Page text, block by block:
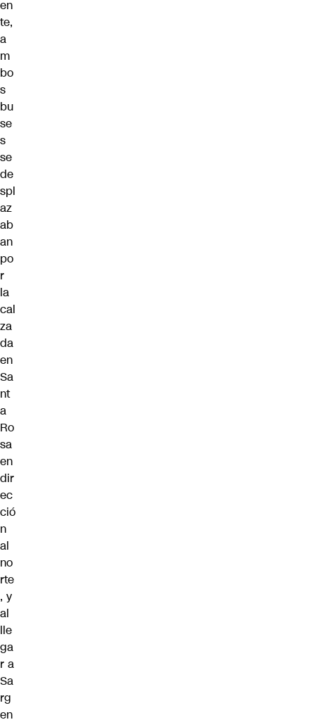
en
te,
a
m
bo
s
bu
se
s
se
de
spl
az
ab
an
po
r
la
cal
za
da
en
Sa
nt
a
Ro
sa
en
dir
ec
ció
n
al
no
rte
, y
al
lle
ga
r a
Sa
rg
en